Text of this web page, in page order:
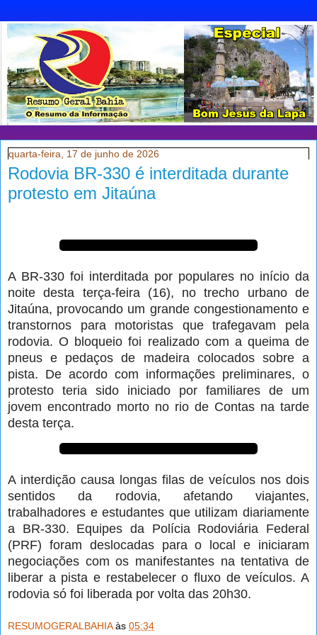
quarta-feira, 17 de junho de 2026
Rodovia BR-330 é interditada durante
protesto em Jitaúna
A BR-330 foi interditada por populares no início da
noite desta terça-feira (16), no trecho urbano de
Jitaúna, provocando um grande congestionamento e
transtornos para motoristas que trafegavam pela
rodovia. O bloqueio foi realizado com a queima de
pneus e pedaços de madeira colocados sobre a
pista. De acordo com informações preliminares, o
protesto teria sido iniciado por familiares de um
jovem encontrado morto no rio de Contas na tarde
desta terça.
A interdição causa longas filas de veículos nos dois
sentidos da rodovia, afetando viajantes,
trabalhadores e estudantes que utilizam diariamente
a BR-330. Equipes da Polícia Rodoviária Federal
(PRF) foram deslocadas para o local e iniciaram
negociações com os manifestantes na tentativa de
liberar a pista e restabelecer o fluxo de veículos. A
rodovia só foi liberada por volta das 20h30.
RESUMOGERALBAHIA às 05:34